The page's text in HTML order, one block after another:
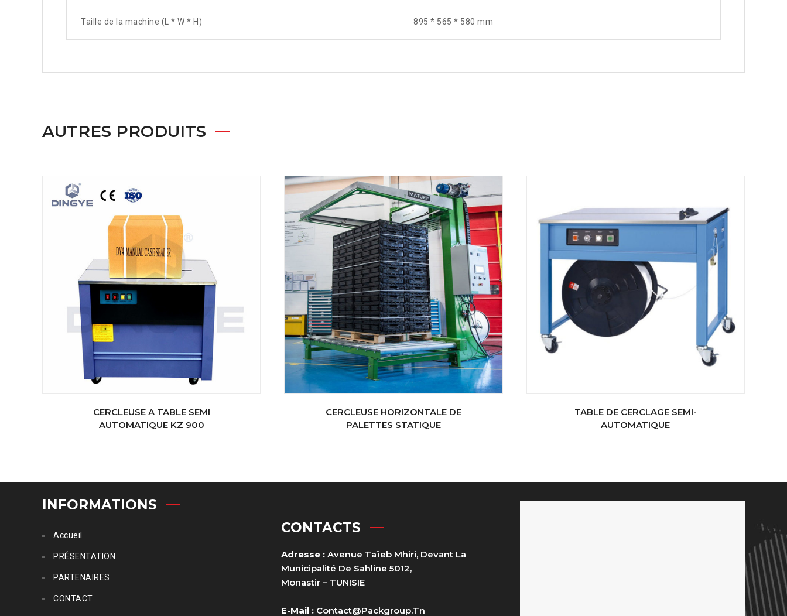
Taille de la machine (L * W * H) 895 * 565 * 580 mm
AUTRES PRODUITS
CERCLEUSE A TABLE SEMI
AUTOMATIQUE KZ 900
CERCLEUSE HORIZONTALE DE
PALETTES STATIQUE
TABLE DE CERCLAGE SEMI-
AUTOMATIQUE
INFORMATIONS
Accueil
PRÉSENTATION
PARTENAIRES
CONTACT
CONTACTS
Adresse : Avenue Taïeb Mhiri, Devant La
Municipalité De Sahline 5012,
Monastir – TUNISIE
E-Mail : Contact@packgroup.tn